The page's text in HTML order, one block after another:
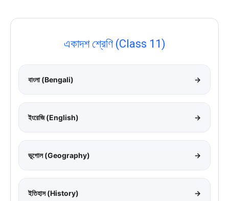
একাদশ শ্রেণি (Class 11)
বাংলা (Bengali) →
ইংরেজি (English) →
ভূগোল (Geography) →
ইতিহাস (History) →